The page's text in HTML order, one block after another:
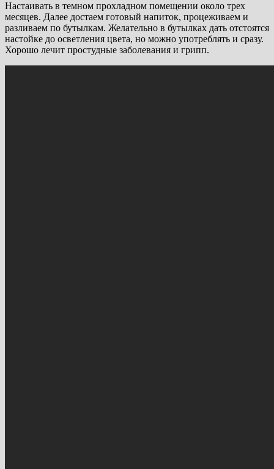
Настаивать в темном прохладном помещении около трех
месяцев. Далее достаем готовый напиток, процеживаем и
разливаем по бутылкам. Желательно в бутылках дать отстоятся
настойке до осветления цвета, но можно употреблять и сразу.
Хорошо лечит простудные заболевания и грипп.